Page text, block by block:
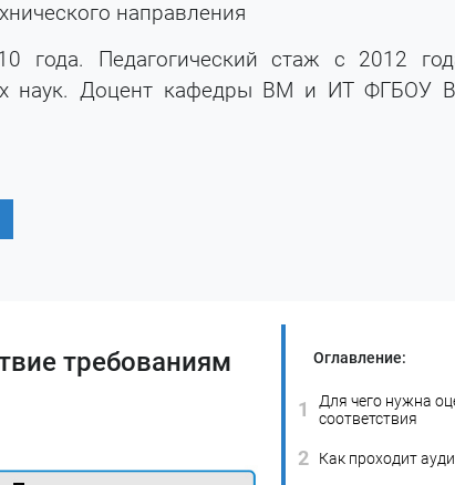
направления
года. Педагогический стаж с 2012
наук. Доцент кафедры ВМ и ИТ ФГБОУ
требованиям
Оглавление:
1
Для чего нужна
соответствия
2 Как проходит